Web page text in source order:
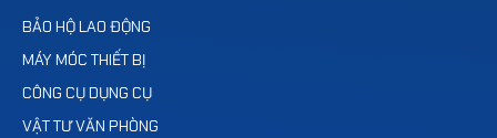
BẢO HỘ LAO ĐỘNG
MÁY MÓC THIẾT BỊ
CÔNG CỤ DỤNG CỤ
VẬT TƯ VĂN PHÒNG